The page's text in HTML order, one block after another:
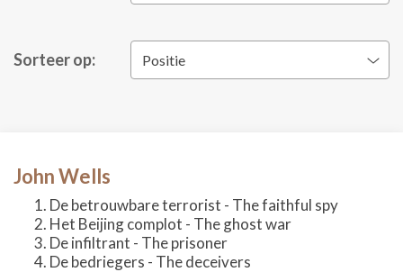
Sorteer op: Positie
John Wells
De betrouwbare terrorist - The faithful spy
Het Beijing complot - The ghost war
De infiltrant - The prisoner
De bedriegers - The deceivers